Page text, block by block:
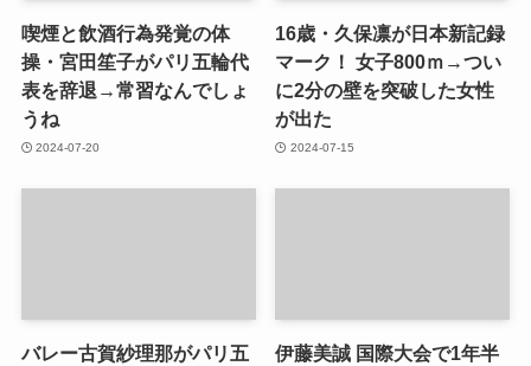
喫煙と飲酒行為発覚の体
操・宮田笙子がパリ五輪代
表を辞退→常習なんでしょ
うね
2024-07-20
16歳・久保凛が日本新記録
マーク！ 女子800ｍ→つい
に2分の壁を突破した女性
が出た
2024-07-15
バレー古賀紗理那がパリ五
伊藤美誠 国際大会で1年半